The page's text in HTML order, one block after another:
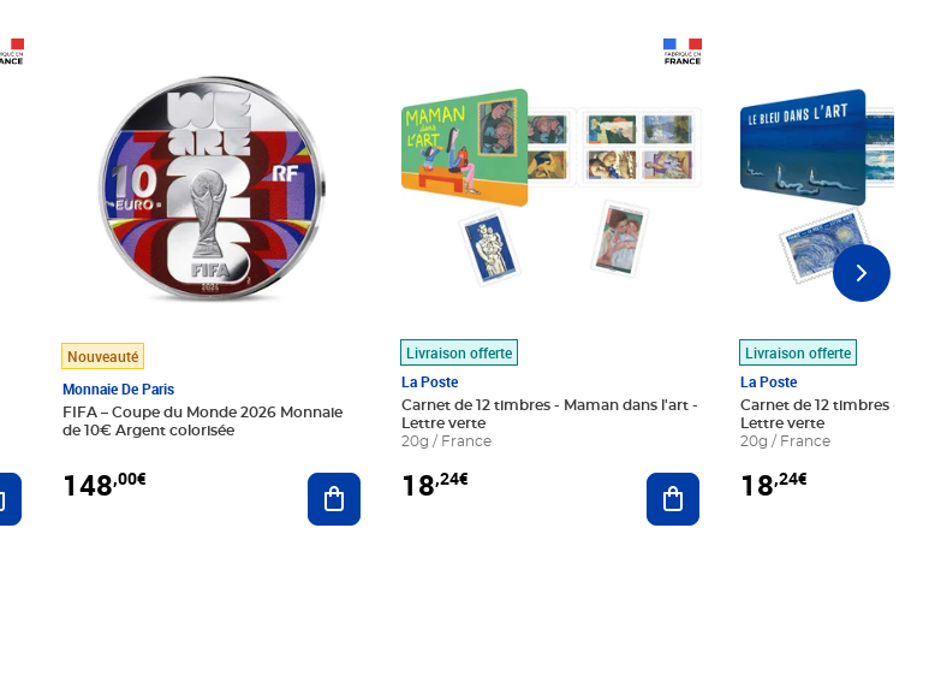
Ajouter au panier
Nouveauté
Monnaie De Paris
FIFA – Coupe du Monde 2026 Monnaie
de 10€ Argent colorisée
148,00€ Ajouter au panier
Livraison offerte
La Poste
Carnet de 12 timbres - Maman dans l'art -
Lettre verte
20g / France
18,24€ Ajouter au panier
Livraison offerte
La Poste
Carnet de 12 timbres - Le
Lettre verte
20g / France
18,24€